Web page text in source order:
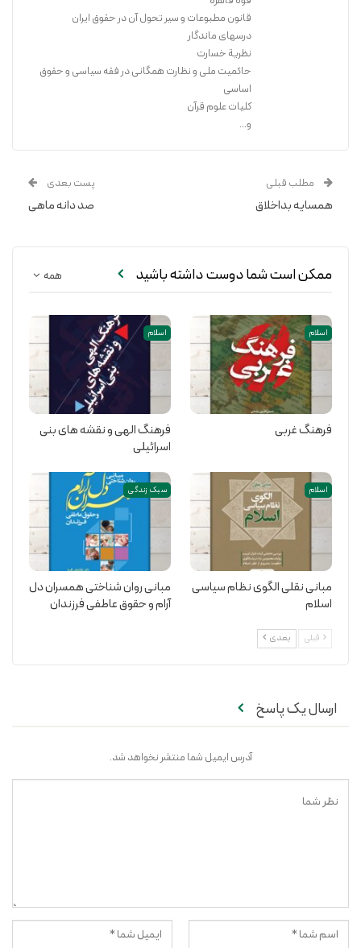
قانون مطبوعات و سیر تحول آن در حقوق ایران
درسهای ماندگار
نظریة خسارت
حاکمیت ملی و نظارت همگانی در فقه سیاسی و حقوق
اساسی
کلیات علوم قرآن
و...
مطلب قبلی
همسایه بداخلاق
پست بعدی
صد دانه ماهی
همه ممکن است شما دوست داشته باشید
اسلام
فرهنگ غربی
اسلام
فرهنگ الهی و نقشه های بنی
اسرائیلی
اسلام
مبانی نقلی الگوی نظام سیاسی
اسلام
سبک زندگی
مبانی روان شناختی همسران دل
آرام و حقوق عاطفی فرزندان
قبلی بعدی
ارسال یک پاسخ
آدرس ایمیل شما منتشر نخواهد شد.